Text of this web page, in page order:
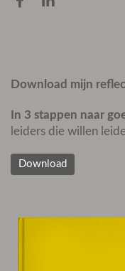
Download mijn
In 3 stappen naar
leiders die willen
Download